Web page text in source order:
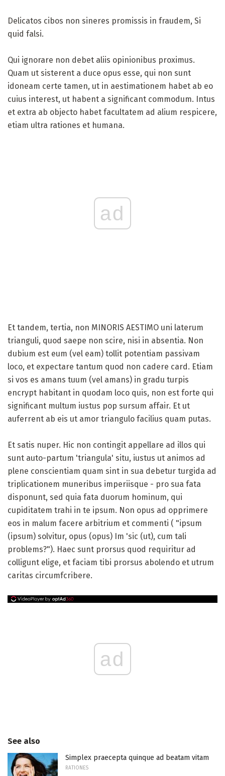
Delicatos cibos non sineres promissis in fraudem, Si
quid falsi.
Qui ignorare non debet aliis opinionibus proximus.
Quam ut sisterent a duce opus esse, qui non sunt
idoneam certe tamen, ut in aestimationem habet ab eo
cuius interest, ut habent a significant commodum. Intus
et extra ab objecto habet facultatem ad alium respicere,
etiam ultra rationes et humana.
ad
Et tandem, tertia, non MINORIS AESTIMO uni laterum
trianguli, quod saepe non scire, nisi in absentia. Non
dubium est eum (vel eam) tollit potentiam passivam
loco, et expectare tantum quod non cadere card. Etiam
si vos es amans tuum (vel amans) in gradu turpis
encrypt habitant in quodam loco quis, non est forte qui
significant multum iustus pop sursum affair. Et ut
auferrent ab eis ut amor triangulo facilius quam putas.
Et satis nuper. Hic non contingit appellare ad illos qui
sunt auto-partum 'triangula' situ, iustus ut animos ad
plene conscientiam quam sint in sua debetur turgida ad
triplicationem muneribus imperiisque - pro sua fata
disponunt, sed quia fata duorum hominum, qui
cupiditatem trahi in te ipsum. Non opus ad opprimere
eos in malum facere arbitrium et commenti ( "ipsum
(ipsum) solvitur, opus (opus) Im 'sic (ut), cum tali
problems?"). Haec sunt prorsus quod requiritur ad
colligunt elige, et faciam tibi prorsus abolendo et utrum
caritas circumfcribere.
ad
See also
Simplex praecepta quinque ad beatam vitam
RATIONES